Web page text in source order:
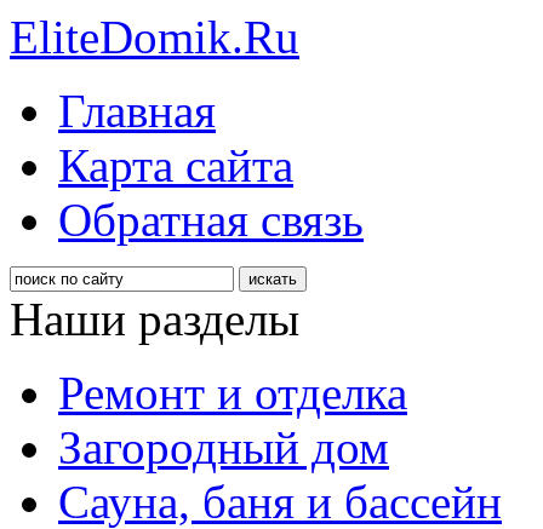
EliteDomik.Ru
Главная
Карта сайта
Обратная связь
Наши разделы
Ремонт и отделка
Загородный дом
Сауна, баня и бассейн